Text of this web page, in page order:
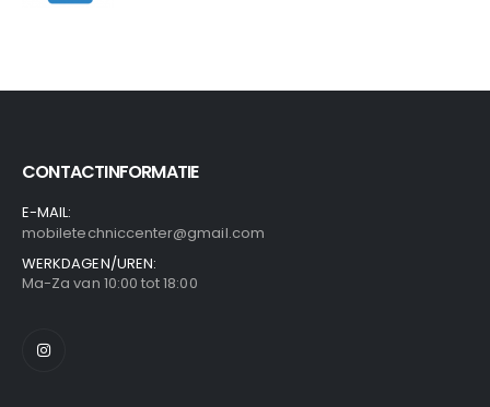
CONTACTINFORMATIE
E-MAIL:
mobiletechniccenter@gmail.com
WERKDAGEN/UREN:
Ma-Za van 10:00 tot 18:00